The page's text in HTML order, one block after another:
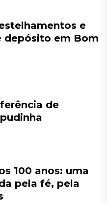
e
depósito em Bom
de
100 anos: uma
pela fé, pela